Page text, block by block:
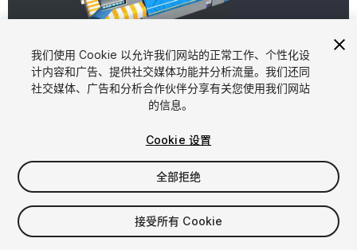
1/11
$30
增值税将在结算时计算
我们使用 Cookie 以允许我们网站的正常工作、个性化设
计内容和广告、提供社交媒体功能并分析流量。我们还同
社交媒体、广告和分析合作伙伴分享有关您使用我们网站
的信息。
Cookie 设置
全部拒绝
接受所有 Cookie